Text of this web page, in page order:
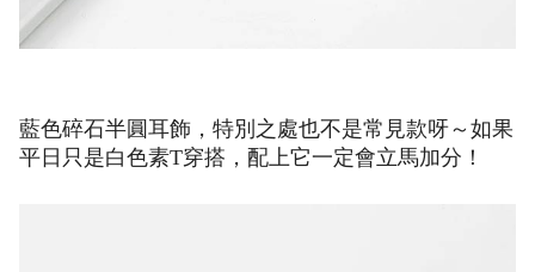
藍色碎石半圓耳飾，特別之處也不是常見款呀～如果
平日只是白色素T穿搭，配上它一定會立馬加分！